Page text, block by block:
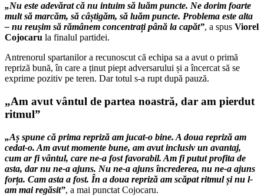
„Nu este adevărat că nu intuim să luăm puncte. Ne dorim foarte
mult să marcăm, să câștigăm, să luăm puncte. Problema este alta
– nu reușim să rămânem concentrați până la capăt”, a spus Viorel
Cojocaru la finalul partidei.
Antrenorul spartanilor a recunoscut că echipa sa a avut o primă
repriză bună, în care a ținut piept adversarului și a încercat să se
exprime pozitiv pe teren. Dar totul s-a rupt după pauză.
„Am avut vântul de partea noastră, dar am pierdut
ritmul”
„Aș spune că prima repriză am jucat-o bine. A doua repriză am
cedat-o. Am avut momente bune, am avut inclusiv un avantaj,
cum ar fi vântul, care ne-a fost favorabil. Am fi putut profita de
asta, dar nu ne-a ajuns. Nu ne-a ajuns încrederea, nu ne-a ajuns
forța. Cam asta a fost. În a doua repriză am scăpat ritmul și nu l-
am mai regăsit”, a mai punctat Cojocaru.